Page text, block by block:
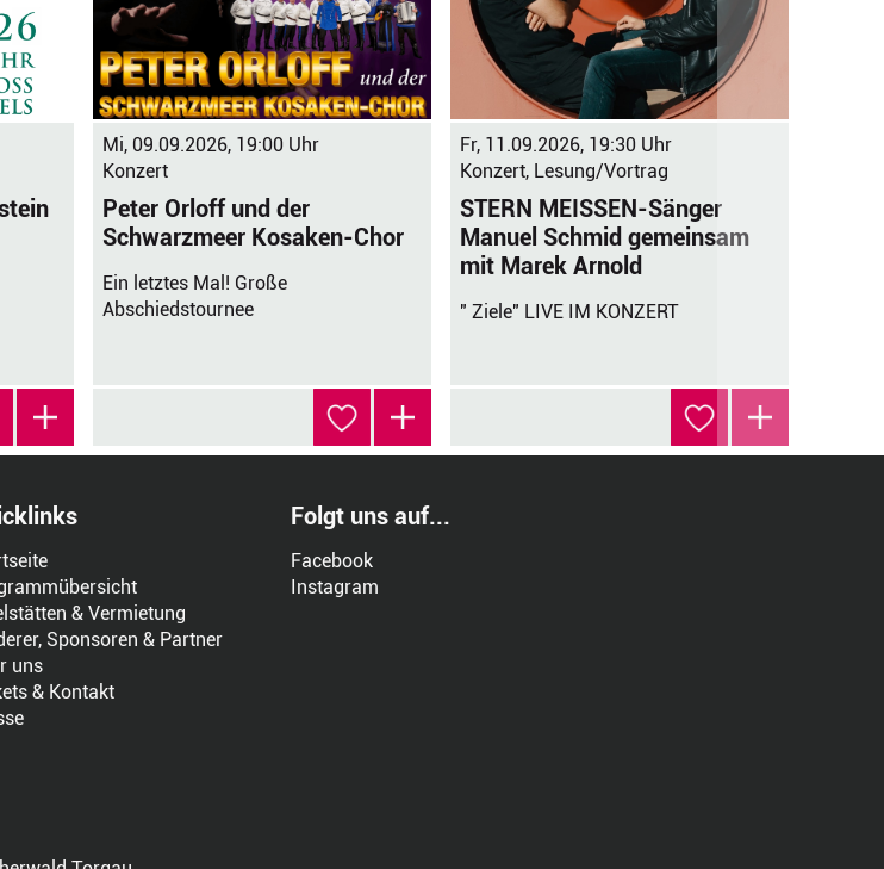
Mi, 09.09.2026, 19:00 Uhr
Konzert
Peter Orloff und der
Schwarzmeer Kosaken-Chor
Ein letztes Mal! Große
Abschiedstournee
Fr, 11.09.2026, 19:30 Uhr
Konzert, Lesung/Vortrag
STERN MEISSEN-Sänger
Manuel Schmid gemeinsam
mit Marek Arnold
" Ziele" LIVE IM KONZERT
& Vermietung
Sponsoren & Partner
uns
& Kontakt
Folgt uns auf...
Facebook
Instagram